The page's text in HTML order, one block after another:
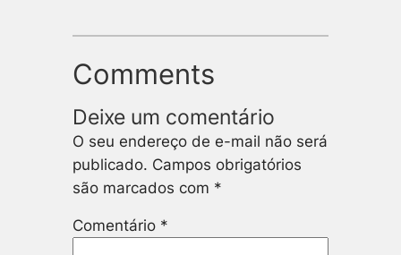
Comments
Deixe um comentário
O seu endereço de e-mail não será
publicado. Campos obrigatórios
são marcados com *
Comentário *